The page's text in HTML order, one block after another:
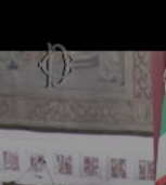
WebTV
Vai al menu di
Contenuto